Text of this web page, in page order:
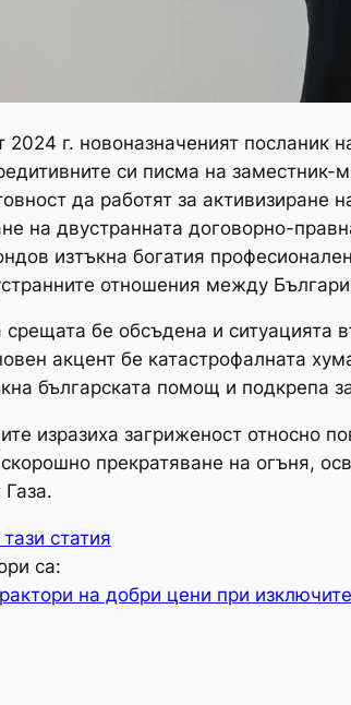
2024 г. новоназначеният
си писма на
да работят за активизиране
на двустранната договорно-
изтъкна богатия
отношения между
бе обсъдена и
акцент бе катастрофалната
българската помощ и подкрепа
изразиха загриженост относно
прекратяване на огъня,
статия
са:
на добри цени при